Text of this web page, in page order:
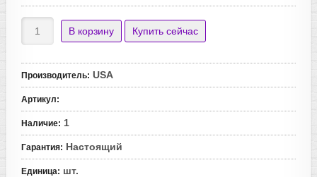
Производитель: USA
Артикул:
Наличие: 1
Гарантия: Настоящий
Единица: шт.